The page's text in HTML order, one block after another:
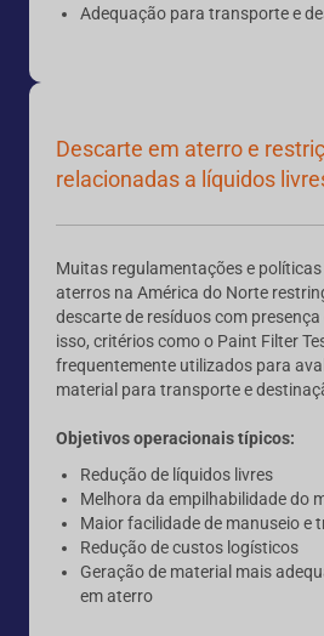
Adequação para transporte e
Descarte em aterro e
relacionadas a líquidos
Muitas regulamentações e
aterros na América do Norte
descarte de resíduos com
isso, critérios como o Paint Filter
frequentemente utilizados para
material para transporte e
Objetivos operacionais típicos:
Redução de líquidos livres
Melhora da empilhabilidade do
Maior facilidade de manuseio e
Redução de custos logísticos
Geração de material mais
em aterro